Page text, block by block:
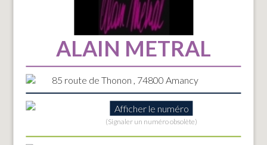
ALAIN METRAL
85 route de Thonon , 74800 Amancy
Afficher le numéro
(Signaler un numéro obsolète)